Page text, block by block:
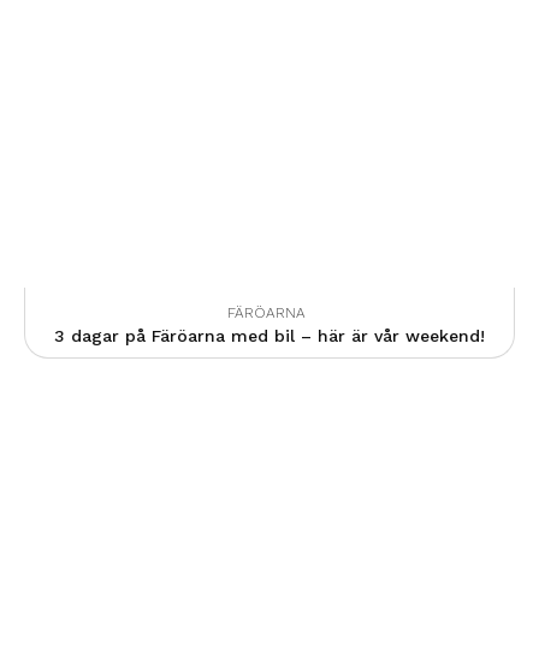
FÄRÖARNA
3 dagar på Färöarna med bil – här är vår weekend!